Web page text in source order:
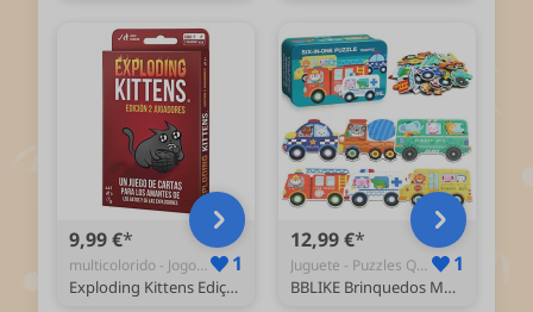
9,99 €
multicolorido - Jogos de Cartas de Baralhos Dedicados 1
Exploding Kittens Edição 2 jogadores, jogo de cartas em espanhol
12,99 €
Juguete - Puzzles Quebra-Cabeças 1
BBLIKE Brinquedos Montessori puzzle infantil para crianças, puzzle de madeira, 6 pacotes quebra-cabeças puzzle brinquedos bebés para crianças de 1 2 3 4 5 anos montessori educativos presentes 3D padrão puzzle (autocarro)